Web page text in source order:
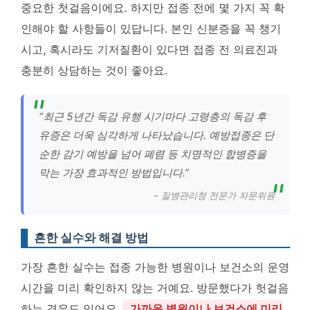
중요한 첫걸음이에요. 하지만 접종 전에 몇 가지 꼭 확
인해야 할 사항들이 있답니다. 본인 신분증을 꼭 챙기
시고, 혹시라도 기저질환이 있다면 접종 전 의료진과
충분히 상담하는 것이 좋아요.
“최근 5년간 독감 유행 시기마다 고령층의 독감 후
유증은 더욱 심각하게 나타났습니다. 예방접종은 단
순한 감기 예방을 넘어 폐렴 등 치명적인 합병증을
막는 가장 효과적인 방법입니다.”
– 질병관리청 전문가 자문위원
흔한 실수와 해결 방법
가장 흔한 실수는 접종 가능한 병원이나 보건소의 운영
시간을 미리 확인하지 않는 거예요. 방문했다가 헛걸음